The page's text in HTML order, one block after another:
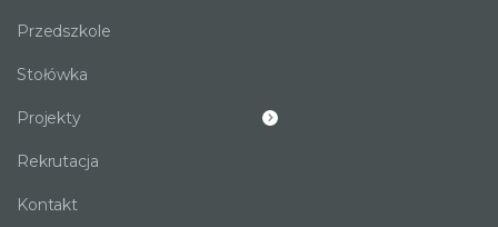
Przedszkole
Stołówka
Projekty
Rekrutacja
Kontakt